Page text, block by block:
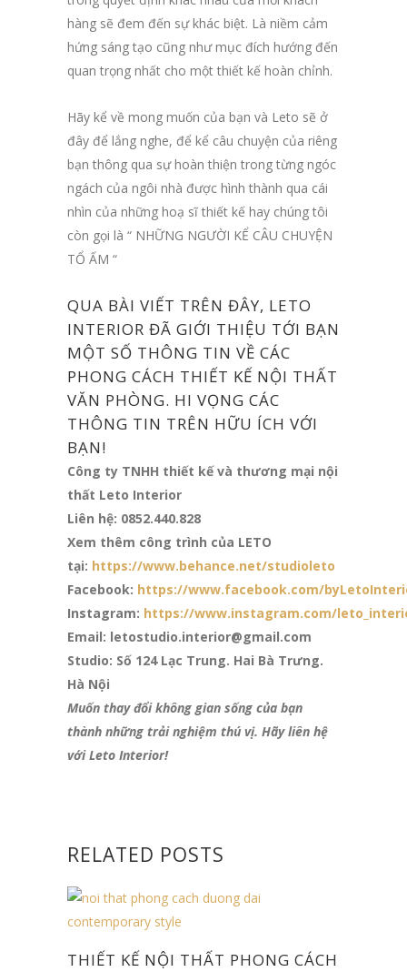
hàng sẽ đem đến sự khác biệt. Là niềm cảm
hứng sáng tạo cũng như mục đích hướng đến
quan trọng nhất cho một thiết kế hoàn chỉnh.
Hãy kể về mong muốn của bạn và Leto sẽ ở
đây để lắng nghe, để kể câu chuyện của riêng
bạn thông qua sự hoàn thiện trong từng ngóc
ngách của ngôi nhà được hình thành qua cái
nhìn của những hoạ sĩ thiết kế hay chúng tôi
còn gọi là “ NHỮNG NGƯỜI KỂ CÂU CHUYỆN
TỔ ẤM “
QUA BÀI VIẾT TRÊN ĐÂY, LETO
INTERIOR ĐÃ GIỚI THIỆU TỚI BẠN
MỘT SỐ THÔNG TIN VỀ CÁC
PHONG CÁCH THIẾT KẾ NỘI THẤT
VĂN PHÒNG. HI VỌNG CÁC
THÔNG TIN TRÊN HỮU ÍCH VỚI
BẠN!
Công ty TNHH thiết kế và thương mại nội
thất Leto Interior
Liên hệ: 0852.440.828
Xem thêm công trình của LETO
tại: https://www.behance.net/studioleto
Facebook: https://www.facebook.com/
Instagram: https://www.instagram.com/
Email: letostudio.interior@gmail.com
Studio: Số 124 Lạc Trung. Hai Bà Trưng.
Hà Nội
Muốn thay đổi không gian sống của bạn
thành những trải nghiệm thú vị. Hãy liên hệ
với Leto Interior!
RELATED POSTS
THIẾT KẾ NỘI THẤT PHONG CÁCH